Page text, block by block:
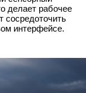
делает рабочее
сосредоточить
интерфейсе.